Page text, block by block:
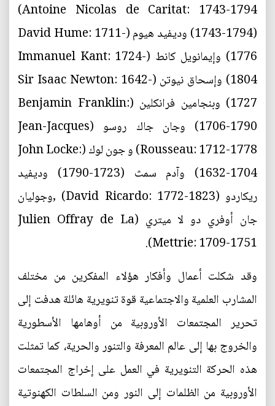
Antoine Nicolas de Caritat: 1743-1794)
(1743-1794) وديفيد هيوم (David Hume: 1711-
1776) وإيمانويل كانط (Immanuel Kant: 1724-
1804) وإسحاق نيوتن (Sir Isaac Newton: 1642-
1727) وبنجامين فرانكلين (Benjamin Franklin:
1706-1790) وجان جاك روسو (Jean-Jacques
Rousseau: 1712-1778) و جون لوك (John Locke:
1632-1704) وآدم سمث (1723-1790) وديفيد
ريكاردو (David Ricardo: 1772-1823) ,وجوليان
جان أوفري دو لا ميتري (Julien Offray de La
Mettrie: 1709-1751).
وقد شكلت أعمال وأفكار هؤلاء المفكرين من مختلف
المشارب العلمية والاجتماعية قوة تنويرية هائلة هدفت إلى
تحرير المجتمعات الأوروبية من أوهامها الأسطورية
والخروج بها إلى عالم المعرفة والتنور والحرية، كما تمثلت
هذه الحركة التنويرية في العمل على إخراج المجتمعات
الأوروبية من الظلمات إلى النور ومن السلطات الكهنوتية